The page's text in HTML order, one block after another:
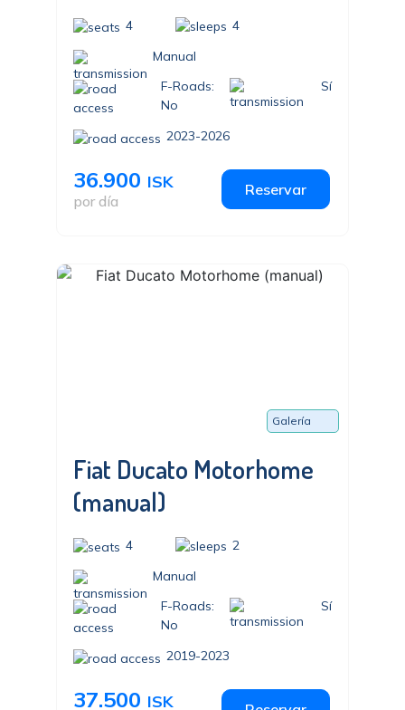
4
4
Manual
F-Roads:
No
Sí
2023-2026
36.900 ISK
por día
Reservar
Galería
Fiat Ducato Motorhome
(manual)
4
2
Manual
F-Roads:
No
Sí
2019-2023
37.500 ISK